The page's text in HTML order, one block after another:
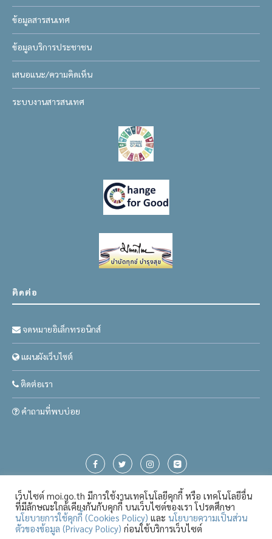
ข้อมูลสารสนเทศ
ข้อมูลบริการประชาชน
เสนอแนะ/ความคิดเห็น
ระบบงานสารสนเทศ
ติดต่อ
จดหมายอิเล็กทรอนิกส์
แผนผังเว็บไซต์
ติดต่อเรา
คำถามที่พบบ่อย
เว็บไซต์ moi.go.th มีการใช้งานเทคโนโลยีคุกกี้ หรือ เทคโนโลยีอื่น
ที่มีลักษณะใกล้เคียงกันกับคุกกี้ บนเว็บไซต์ของเรา โปรดศึกษา
นโยบายการใช้คุกกี้ (Cookies Policy) และ นโยบายความเป็นส่วน
ตัวของข้อมูล (Privacy Policy) ก่อนใช้บริการเว็บไซต์